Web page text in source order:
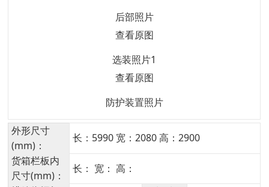
后部照片
查看原图
选装照片1
查看原图
防护装置照片
外形尺寸
(mm)：
长：5990 宽：2080 高：2900
货箱栏板内
尺寸(mm)：
长： 宽： 高：